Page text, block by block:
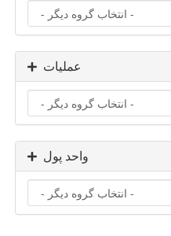
عملیات
واحد پول